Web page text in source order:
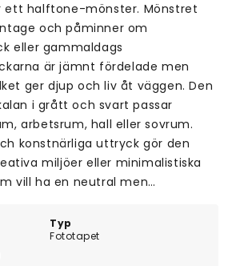
Typ
Fototapet
ett halftone-mönster. Mönstret
och påminner om
eller gammaldags
är jämnt fördelade men
ger djup och liv åt väggen. Den
i grått och svart passar
arbetsrum, hall eller sovrum.
konstnärliga uttryck gör den
miljöer eller minimalistiska
vill ha en neutral men